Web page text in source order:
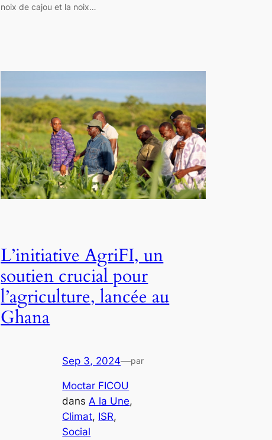
noix de cajou et la noix…
L’initiative AgriFI, un
soutien crucial pour
l’agriculture, lancée au
Ghana
Sep 3, 2024—par
Moctar FICOU
dansA la Une
Climat, ISR
Social